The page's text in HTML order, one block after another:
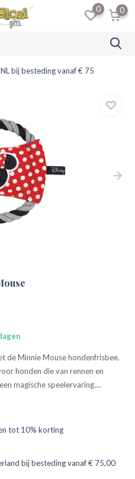
0 0
bij besteding vanaf € 75
de Minnie Mouse hondenfrisbee.
honden die van rennen en
magische speelervaring....
tot 10% korting
bij besteding vanaf € 75,00